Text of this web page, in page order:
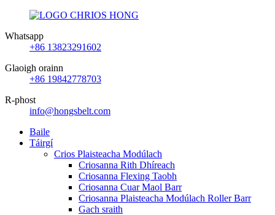
Whatsapp
+86 13823291602
Glaoigh orainn
+86 19842778703
R-phost
info@hongsbelt.com
Baile
Táirgí
Crios Plaisteacha Modúlach
Criosanna Rith Dhíreach
Criosanna Flexing Taobh
Criosanna Cuar Maol Barr
Criosanna Plaisteacha Modúlach Roller Barr
Gach sraith